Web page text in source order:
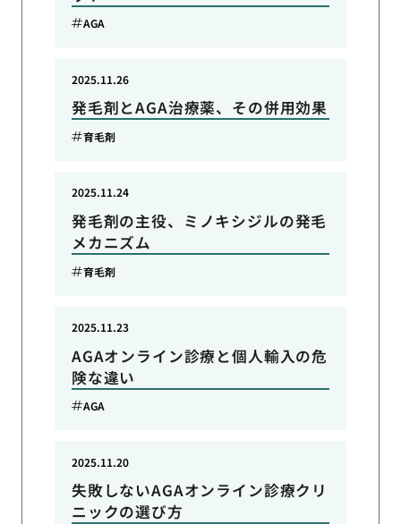
AGA
発毛剤とAGA治療薬、その併用効果
2025.11.26
育毛剤
発毛剤の主役、ミノキシジルの発毛
メカニズム
2025.11.24
育毛剤
AGAオンライン診療と個人輸入の危
険な違い
2025.11.23
AGA
失敗しないAGAオンライン診療クリ
ニックの選び方
2025.11.20